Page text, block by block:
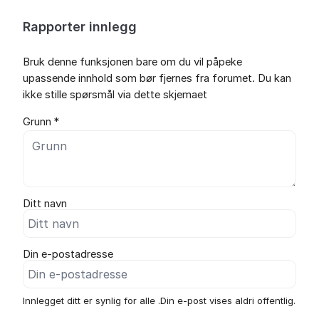
Rapporter innlegg
Bruk denne funksjonen bare om du vil påpeke
upassende innhold som bør fjernes fra forumet. Du kan
ikke stille spørsmål via dette skjemaet
Grunn *
Ditt navn
Din e-postadresse
Innlegget ditt er synlig for alle .Din e-post vises aldri offentlig.